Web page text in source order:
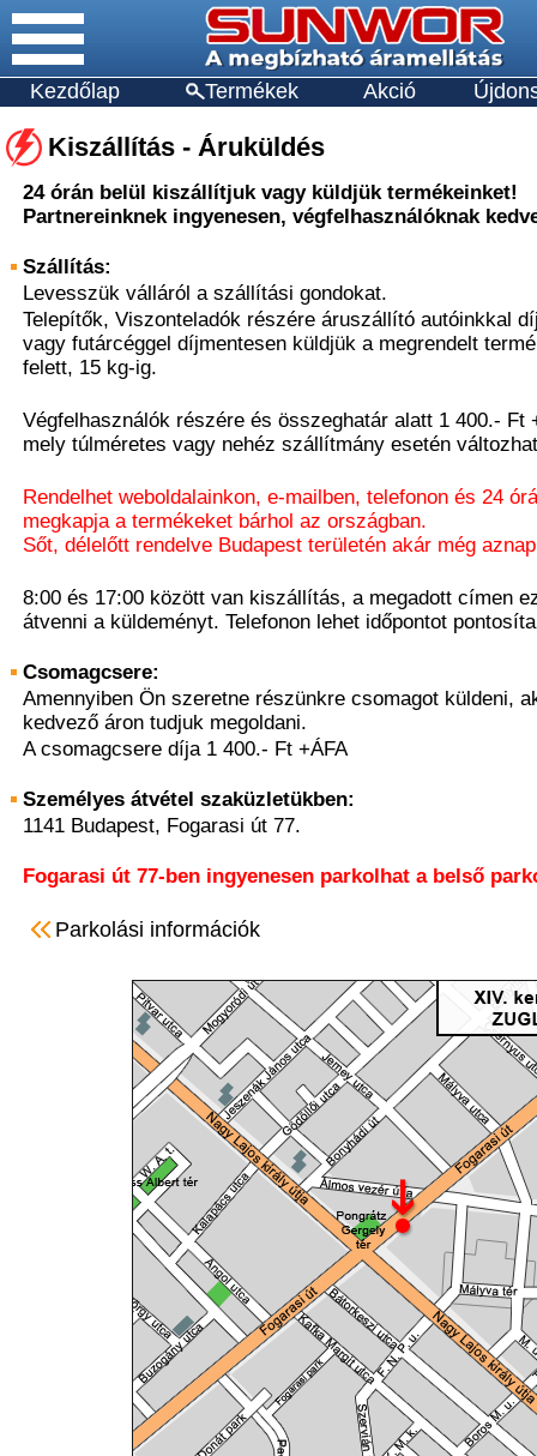
Kezdőlap Termékek Akció
Kiszállítás - Áruküldés
24 órán belül kiszállítjuk vagy küldjük termékeinket!
Partnereinknek ingyenesen, végfelhasználóknak
Szállítás:
Levesszük válláról a szállítási gondokat.
Telepítők, Viszonteladók részére áruszállító autóinkkal
vagy futárcéggel díjmentesen küldjük a megrendelt
felett, 15 kg-ig.
Végfelhasználók részére és összeghatár alatt 1 400.- Ft
mely túlméretes vagy nehéz szállítmány esetén
Rendelhet weboldalainkon, e-mailben, telefonon és 24
megkapja a termékeket bárhol az országban.
Sőt, délelőtt rendelve Budapest területén akár még
8:00 és 17:00 között van kiszállítás, a megadott címen
átvenni a küldeményt. Telefonon lehet időpontot
Csomagcsere:
Amennyiben Ön szeretne részünkre csomagot küldeni,
kedvező áron tudjuk megoldani.
A csomagcsere díja 1 400.- Ft +ÁFA
Személyes átvétel szaküzletükben:
1141 Budapest, Fogarasi út 77.
Fogarasi út 77-ben ingyenesen parkolhat a belső
Parkolási információk